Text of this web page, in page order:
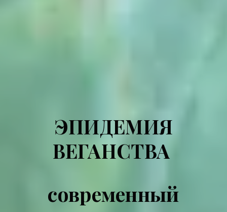
ЭПИДЕМИЯ
ВЕГАНСТВА
современный